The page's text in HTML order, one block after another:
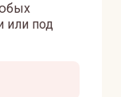
или под